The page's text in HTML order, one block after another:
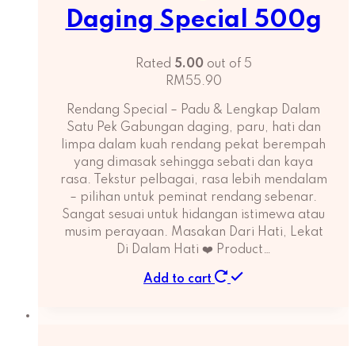
Daging Special 500g
Rated 5.00out of 5
RM55.90
Rendang Special – Padu & Lengkap Dalam
Satu Pek Gabungan daging, paru, hati dan
limpa dalam kuah rendang pekat berempah
yang dimasak sehingga sebati dan kaya
rasa. Tekstur pelbagai, rasa lebih mendalam
– pilihan untuk peminat rendang sebenar.
Sangat sesuai untuk hidangan istimewa atau
musim perayaan. Masakan Dari Hati, Lekat
Di Dalam Hati ❤️ Product…
Add to cart